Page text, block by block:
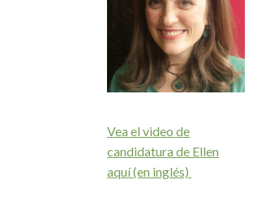
Vea el video de
candidatura de Ellen
aquí (en inglés)